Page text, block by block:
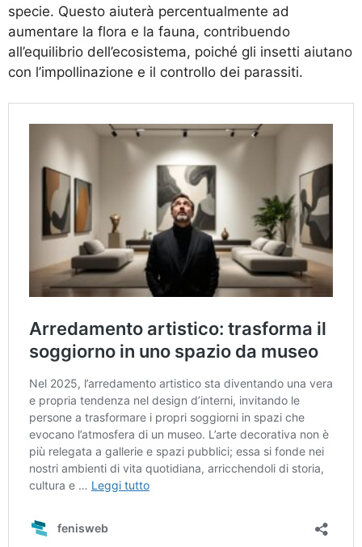
specie. Questo aiuterà percentualmente ad
aumentare la flora e la fauna, contribuendo
all’equilibrio dell’ecosistema, poiché gli insetti aiutano
con l’impollinazione e il controllo dei parassiti.